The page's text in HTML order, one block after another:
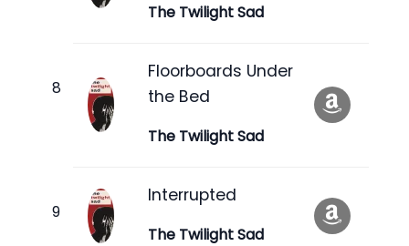
The Twilight Sad
Floorboards Under
the Bed
The Twilight Sad
Interrupted
The Twilight Sad